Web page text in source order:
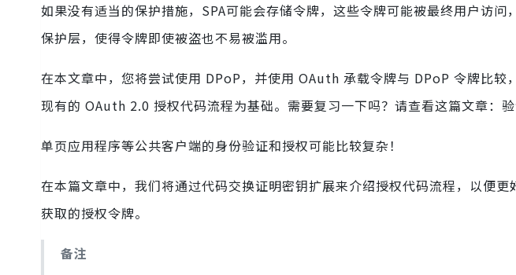
如果没有适当的保护措施，SPA可能会存储令牌，这些令牌可能被最终用户访
保护层，使得令牌即使被盗也不易被滥用。
在本文章中，您将尝试使用 DPoP，并使用 OAuth 承载令牌与 DPoP 令牌比较
现有的 OAuth 2.0 授权代码流程为基础。需要复习一下吗？请查看这篇文章：
单页应用程序等公共客户端的身份验证和授权可能比较复杂！
在本篇文章中，我们将通过代码交换证明密钥扩展来介绍授权代码流程，以便
获取的授权令牌。
备注